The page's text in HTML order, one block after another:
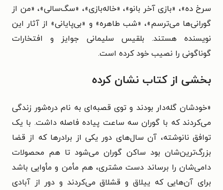
سرخ ده»، «بازی آخر بانو»، «خاله‌بازی»، «سگ‌سالی»، «من از
گورانی‌ها می‌ترسم»، «شب طاهره» و «بی‌پایانی» از آثار این
نویسنده هستند. بلقیس سلیمانی جوایز و افتخارات
گوناگونی را نصیب خود کرده است.
بخشی از کتاب نشان کرده
«خودشان گله‌دار بودند و توی قصبه‌ای به نام دره‌شور زندگی
می‌کردند که با گوران سه ساعت پیاده فاصله داشت. با یک
توافق نانوشته، آن سال‌های دور یکی از برادرها که از قضا
بزرگ‌ترین‌شان بود ساکن گوران می‌شود تا هم محصولات
دامی‌شان را برساند دست مشتری، هم مأمن و مأوایی باشد
برای آن‌هایی که ییلاق و قشلاق می‌کردند و دور از آبادی